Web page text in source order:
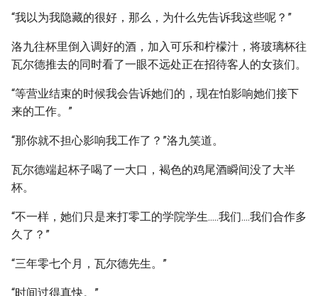
“我以为我隐藏的很好，那么，为什么先告诉我这些呢？”
洛九往杯里倒入调好的酒，加入可乐和柠檬汁，将玻璃杯往
瓦尔德推去的同时看了一眼不远处正在招待客人的女孩们。
“等营业结束的时候我会告诉她们的，现在怕影响她们接下
来的工作。”
“那你就不担心影响我工作了？”洛九笑道。
瓦尔德端起杯子喝了一大口，褐色的鸡尾酒瞬间没了大半
杯。
“不一样，她们只是来打零工的学院学生.....我们....我们合作多
久了？”
“三年零七个月，瓦尔德先生。”
“时间过得真快。”